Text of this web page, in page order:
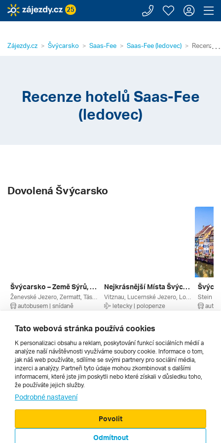
25 Zavolejte
Moje
⋯
Zájezdy.cz Švýcarsko Saas-Fee Saas-Fee (ledovec) Recenze
Recenze hotelů Saas-Fee
(ledovec)
Dovolená Švýcarsko
Švýcarsko – Země Sýrů, Čokolády A Horských Velikánů
autobusem | snídaně
7 490 Kč
Nejkrásnější Místa Švýcarska Panoramatickými Drahami ***
letecky | polopenze
31 359 Kč
Všechny
Cestopisy
Tato webová stránka používá cookies
K personalizaci obsahu a reklam, poskytování funkcí sociálních médií a
analýze naší návštěvnosti využíváme soubory cookie. Informace o tom,
jak náš web používáte, sdílíme se svými partnery pro sociální média,
inzerci a analýzy. Partneři tyto údaje mohou zkombinovat s dalšími
informacemi, které jste jim poskytli nebo které získali v důsledku toho,
že používáte jejich služby.
Podrobné nastavení
Odmítnout
Povolit